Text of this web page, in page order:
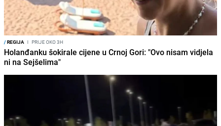
/REGIJA I PRIJE OKO 3H
Holanđanku šokirale cijene u Crnoj Gori: "Ovo nisam vidjela
ni na Sejšelima"